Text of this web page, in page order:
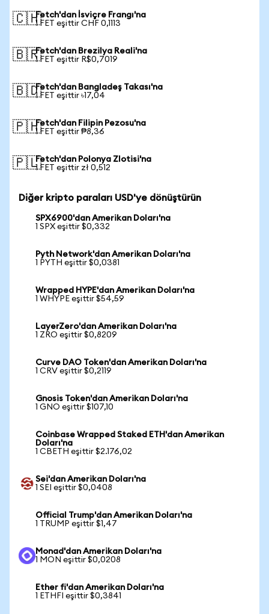
🇨🇭Fetch'dan İsviçre Frangı'na
1 FET eşittir CHF 0,1113
🇧🇷Fetch'dan Brezilya Reali'na
1 FET eşittir R$0,7019
🇧🇩Fetch'dan Bangladeş Takası'na
1 FET eşittir ৳17,04
🇵🇭Fetch'dan Filipin Pezosu'na
1 FET eşittir ₱8,36
🇵🇱Fetch'dan Polonya Zlotisi'na
1 FET eşittir zł 0,512
Diğer kripto paraları USD'ye dönüştürün
SPX6900'dan Amerikan Doları'na
1 SPX eşittir $0,332
Pyth Network'dan Amerikan Doları'na
1 PYTH eşittir $0,0381
Wrapped HYPE'dan Amerikan Doları'na
1 WHYPE eşittir $54,59
LayerZero'dan Amerikan Doları'na
1 ZRO eşittir $0,8209
Curve DAO Token'dan Amerikan Doları'na
1 CRV eşittir $0,2119
Gnosis Token'dan Amerikan Doları'na
1 GNO eşittir $107,10
Coinbase Wrapped Staked ETH'dan Amerikan
Doları'na
1 CBETH eşittir $2.176,02
Sei'dan Amerikan Doları'na
1 SEI eşittir $0,0408
Official Trump'dan Amerikan Doları'na
1 TRUMP eşittir $1,47
Monad'dan Amerikan Doları'na
1 MON eşittir $0,0208
Ether fi'dan Amerikan Doları'na
1 ETHFI eşittir $0,3841